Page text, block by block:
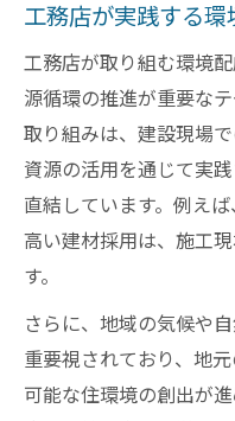
工務店のサス
竹中工務店 サ
実情
工務店で採用
ト
持続可能な工事の
夫
は
サステナビリ
ント
工務店が実践する
工務店が取り組む環境
源循環の推進が重要な
取り組みは、建設現場
資源の活用を通じて実
直結しています。例え
高い建材採用は、施工
す。
さらに、地域の気候や
重要視されており、地
可能な住環境の創出が